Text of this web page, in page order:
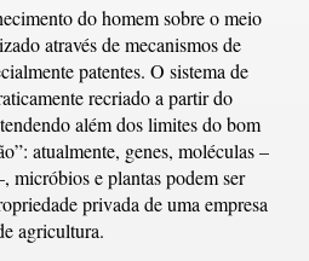
do homem sobre o meio
através de mecanismos de
patentes. O sistema de
recriado a partir do
além dos limites do bom
atualmente, genes, moléculas –
micróbios e plantas podem ser
privada de uma empresa
agricultura.